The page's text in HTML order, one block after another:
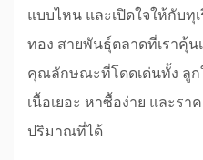
แบบไหน และเปิดใจให้กับ
ทอง สายพันธุ์ตลาดที่เราคุ้
คุณลักษณะที่โดดเด่นทั้ง ลูก
เนื้อเยอะ หาซื้อง่าย และรา
ปริมาณที่ได้